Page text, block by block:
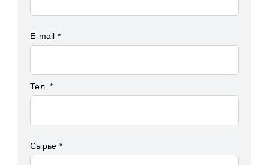
E-mail *
Тел. *
Сырье *